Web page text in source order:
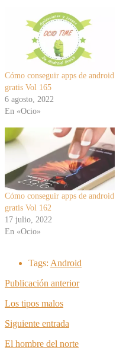
Cómo conseguir apps de android
gratis Vol 165
6 agosto, 2022
En «Ocio»
Cómo conseguir apps de android
gratis Vol 162
17 julio, 2022
En «Ocio»
Tags: Android
Publicación anterior
Los tipos malos
Siguiente entrada
El hombre del norte